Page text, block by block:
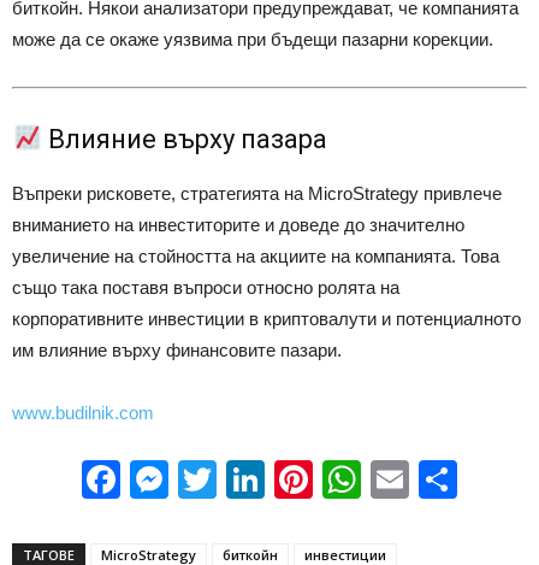
биткойн. Някои анализатори предупреждават, че компанията
може да се окаже уязвима при бъдещи пазарни корекции.
Влияние върху пазара
Въпреки рисковете, стратегията на MicroStrategy привлече
вниманието на инвеститорите и доведе до значително
увеличение на стойността на акциите на компанията. Това
също така поставя въпроси относно ролята на
корпоративните инвестиции в криптовалути и потенциалното
им влияние върху финансовите пазари.
www.budilnik.com
Facebook
Messenger
Twitter
LinkedIn
Pinterest
WhatsApp
Email
ТАГОВЕ MicroStrategy биткойн
инвестиции